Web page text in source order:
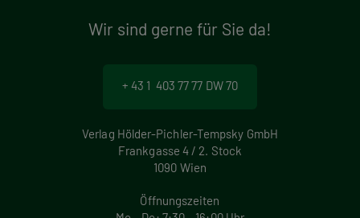
Wir sind gerne für Sie da!
+ 43 1 403 77 77 DW 70
Verlag Hölder-Pichler-Tempsky GmbH
Frankgasse 4 / 2. Stock
1090 Wien
Öffnungszeiten